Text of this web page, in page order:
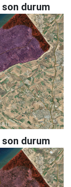
durum
durum